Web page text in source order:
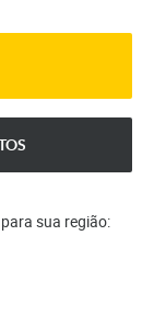
sua região: